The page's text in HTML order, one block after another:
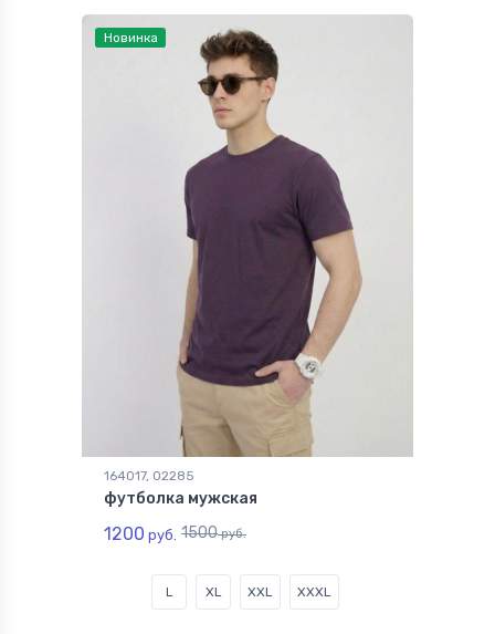
Новинка
164017, 02285
футболка мужская
1200 руб. 1500руб.
L XL XXL XXXL